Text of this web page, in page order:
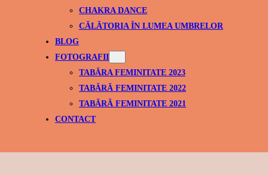
CHAKRA DANCE
CĂLĂTORIA ÎN LUMEA UMBRELOR
BLOG
FOTOGRAFII
TABĂRA FEMINITATE 2023
TABĂRĂ FEMINITATE 2022
TABĂRĂ FEMINITATE 2021
CONTACT